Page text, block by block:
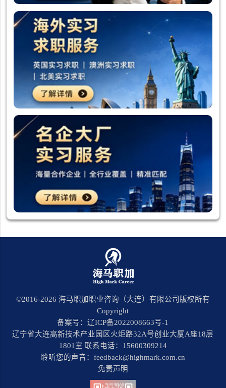
©2016-2026 海马职加职业咨询（大连）有限公司版权所有
Copyright
备案号：辽ICP备2022008663号-1
辽宁省大连高新技术产业园区火炬路32A号创业大厦A座18层
1801室 联系电话：15600309214
聆听您的声音：feedback@highmark.com.cn
免责声明